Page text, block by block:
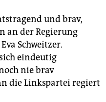
und brav,
an der Regierung
Schweitzer.
eindeutig
nie brav
die Linkspartei regiert